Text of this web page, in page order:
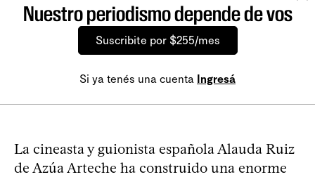
Nuestro periodismo depende de vos
Suscribite por $255/mes
Si ya tenés una cuenta Ingresá
La cineasta y guionista española Alauda Ruiz
de Azúa Arteche ha construido una enorme